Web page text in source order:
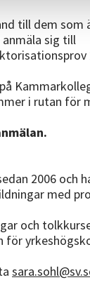
till dem som
sig till
i rutan för
2006 och
med
och
för